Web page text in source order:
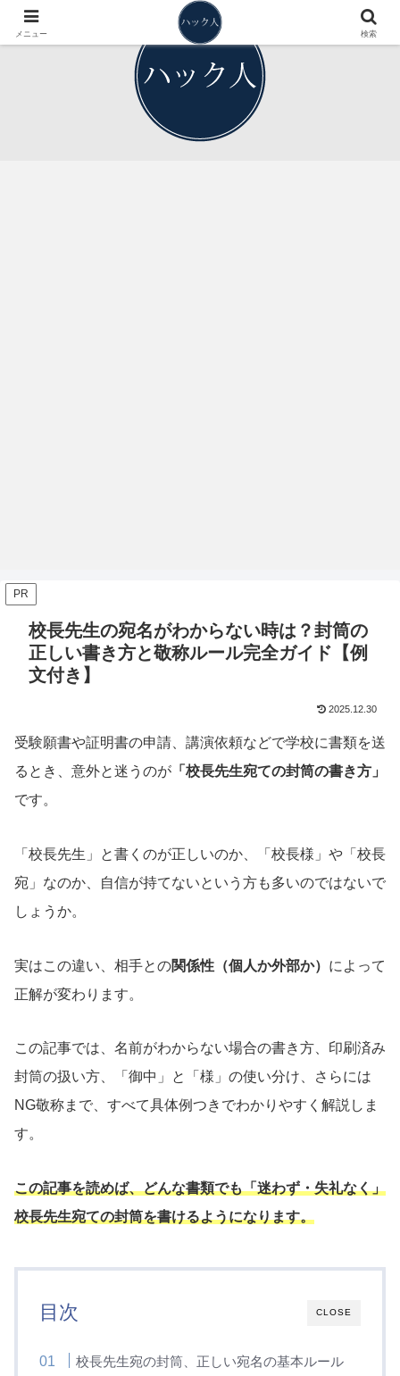
PR
校長先生の宛名がわからない時は？封筒の
正しい書き方と敬称ルール完全ガイド【例
文付き】
2025.12.30
受験願書や証明書の申請、講演依頼などで学校に書類を送
るとき、意外と迷うのが 「校長先生宛ての封筒の書き方」
です。
「校長先生」と書くのが正しいのか、「校長様」や「校長
宛」なのか、自信が持てないという方も多いのではないで
しょうか。
実はこの違い、相手との関係性（個人か外部か） によって
正解が変わります。
この記事では、名前がわからない場合の書き方、印刷済み
封筒の扱い方、「御中」と「様」の使い分け、さらには
NG敬称まで、すべて具体例つきでわかりやすく解説しま
す。
この記事を読めば、どんな書類でも「迷わず・失礼なく」
校長先生宛ての封筒を書けるようになります。
CLOSE
目次
校長先生宛の封筒、正しい宛名の基本ルール
メニュー 検索